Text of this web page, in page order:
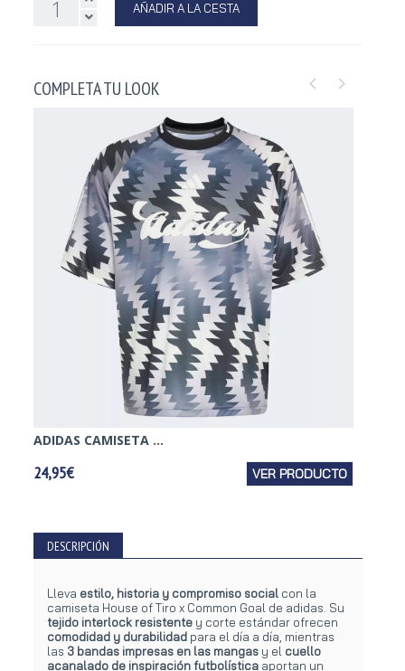
AÑADIR A LA CESTA
COMPLETA TU LOOK
ADIDAS CAMISETA ...
24,95€ VER PRODUCTO
DESCRIPCIÓN
Lleva estilo, historia y compromiso social con la
camiseta House of Tiro x Common Goal de adidas. Su
tejido interlock resistente y corte estándar ofrecen
comodidad y durabilidad para el día a día, mientras
las 3 bandas impresas en las mangas y el cuello
acanalado de inspiración futbolística aportan un